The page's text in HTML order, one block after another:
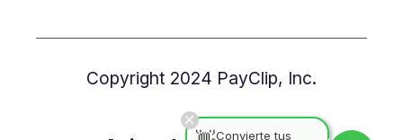
Copyright 2024 PayClip, Inc.
Convierte tus